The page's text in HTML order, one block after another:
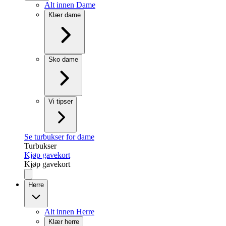
Alt innen Dame
Klær dame
Sko dame
Vi tipser
Se turbukser for dame
Turbukser
Kjøp gavekort
Kjøp gavekort
Herre
Alt innen Herre
Klær herre